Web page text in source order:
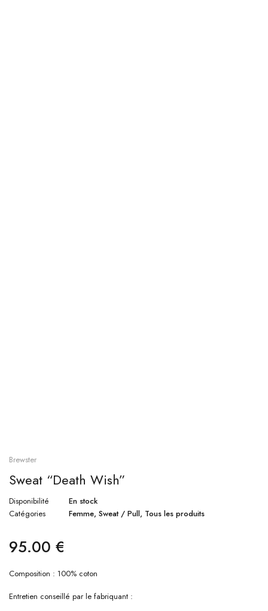
Brewster
Sweat “Death Wish”
Disponibilité
En stock
Catégories
Femme, Sweat / Pull, Tous les produits
95.00 €
Composition : 100% coton
Entretien conseillé par le fabriquant :